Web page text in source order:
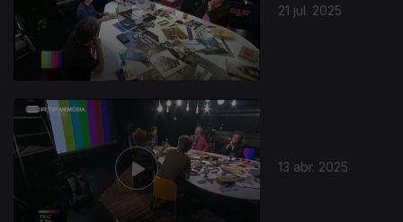
21 jul. 2025
13 abr. 2025